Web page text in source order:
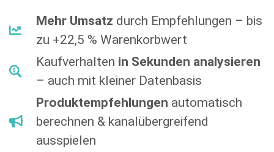
Mehr Umsatz durch Empfehlungen – bis
zu +22,5 % Warenkorbwert
Kaufverhalten in Sekunden analysieren
– auch mit kleiner Datenbasis
Produktempfehlungen automatisch
berechnen & kanalübergreifend
ausspielen